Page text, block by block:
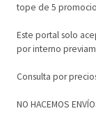
tope de 5
Este portal solo
por interno
Consulta por
NO HACEMOS